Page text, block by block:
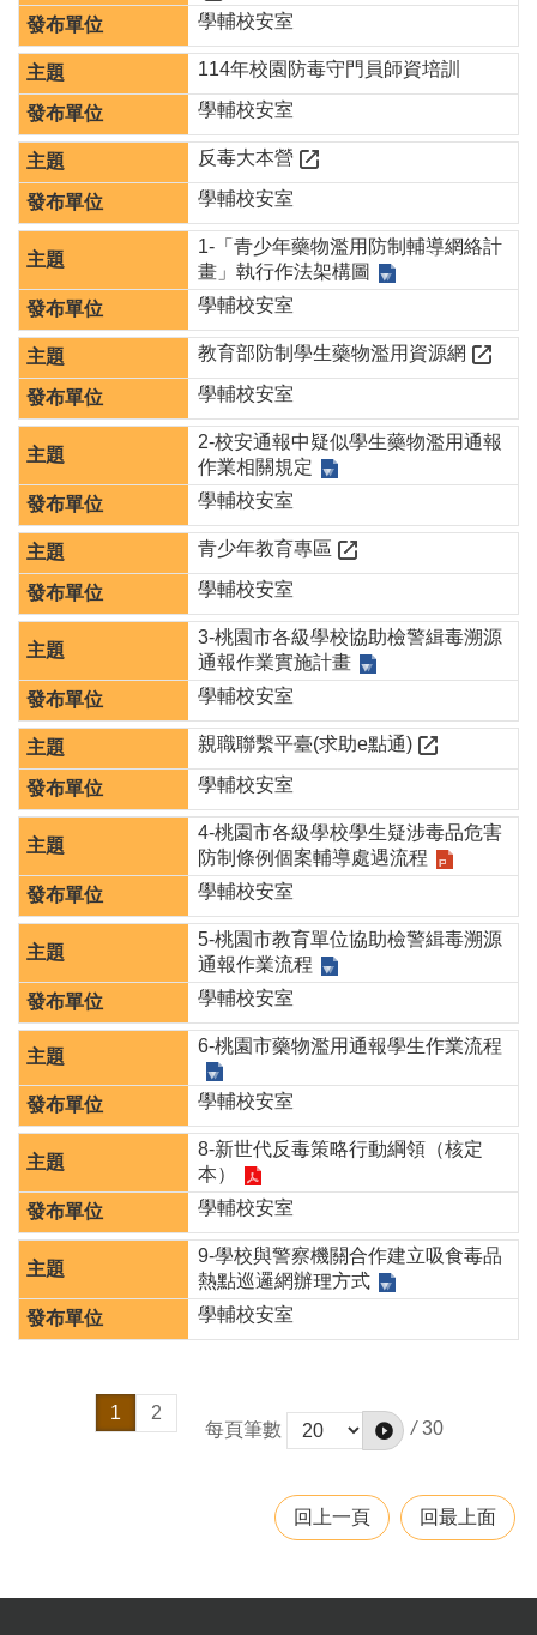
訊
息
公
告
業
務
資
訊
便
民
服
務
公
務
專
區
人
事
徵
聘
學
校
區
機
關
通
訊
錄
政
府
資
訊
公
開
育
兒
津
貼
域
安
全
回
首
學輔校安室
114年校園防毒守門員師資培訓
學輔校安室
反毒大本營
學輔校安室
1-「青少年藥物濫用防制輔導網絡計
畫」執行作法架構圖
學輔校安室
教育部防制學生藥物濫用資源網
學輔校安室
2-校安通報中疑似學生藥物濫用通報
作業相關規定
學輔校安室
青少年教育專區
學輔校安室
3-桃園市各級學校協助檢警緝毒溯源
通報作業實施計畫
學輔校安室
親職聯繫平臺(求助e點通)
學輔校安室
4-桃園市各級學校學生疑涉毒品危害
防制條例個案輔導處遇流程
學輔校安室
5-桃園市教育單位協助檢警緝毒溯源
通報作業流程
學輔校安室
6-桃園市藥物濫用通報學生作業流程
學輔校安室
8-新世代反毒策略行動綱領（核定
本）
學輔校安室
9-學校與警察機關合作建立吸食毒品
熱點巡邏網辦理方式
學輔校安室
1
2
每頁筆數
/ 30
回上一頁 回最上面